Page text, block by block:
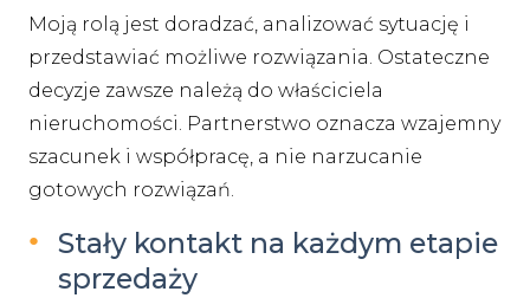
Moją rolą jest doradzać, analizować sytuację i
przedstawiać możliwe rozwiązania. Ostateczne
decyzje zawsze należą do właściciela
nieruchomości. Partnerstwo oznacza wzajemny
szacunek i współpracę, a nie narzucanie
gotowych rozwiązań.
Stały kontakt na każdym etapie
sprzedaży